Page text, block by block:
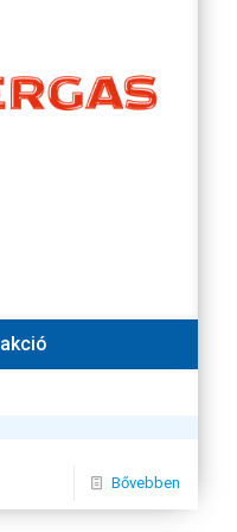
Bővebben